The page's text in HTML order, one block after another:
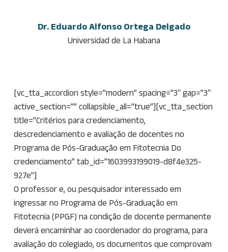
Dr. Eduardo Alfonso Ortega Delgado
Universidad de La Habana
[vc_tta_accordion style=”modern” spacing=”3″ gap=”3″
active_section=”” collapsible_all=”true”][vc_tta_section
title=”Critérios para credenciamento,
descredenciamento e avaliação de docentes no
Programa de Pós-Graduação em Fitotecnia Do
credenciamento” tab_id=”1603993199019-d8f4e325-
927e”]
O professor e, ou pesquisador interessado em
ingressar no Programa de Pós-Graduação em
Fitotecnia (PPGF) na condição de docente permanente
deverá encaminhar ao coordenador do programa, para
avaliação do colegiado, os documentos que comprovam